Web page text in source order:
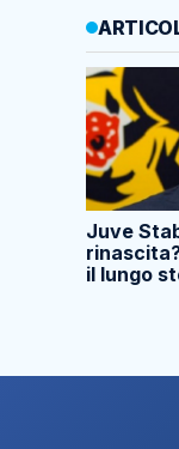
Juve
il lungo